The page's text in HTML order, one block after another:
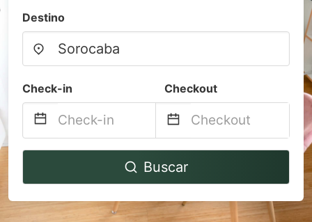
Destino
Check-in Checkout
Navigate
to
interact
Navigate
to
interact
Buscar